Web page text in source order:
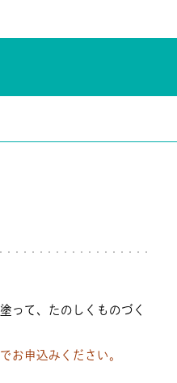
って、たのしくものづく
お申込みください。